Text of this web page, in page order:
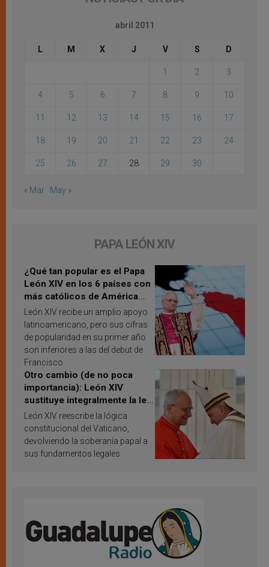
abril 2011
L M X J V S D
1 2 3
4 5 6 7 8 9 10
11 12 13 14 15 16 17
18 19 20 21 22 23 24
25 26 27 28 29 30
« Mar May »
PAPA LEÓN XIV
¿Qué tan popular es el Papa
León XIV en los 6 países con
más católicos de América
Latina en 2026? Publican
resultados de investigación
León XIV recibe un amplio apoyo
latinoamericano, pero sus cifras
de popularidad en su primer año
son inferiores a las del debut de
Francisco
Otro cambio (de no poca
importancia): León XIV
sustituye integralmente la ley
vaticana de Papa Francisco
León XIV reescribe la lógica
constitucional del Vaticano,
devolviendo la soberanía papal a
sus fundamentos legales